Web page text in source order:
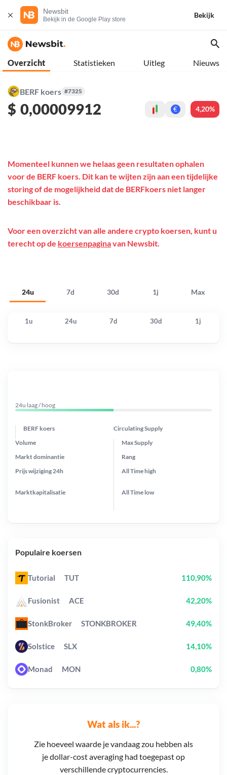
Newsbit
Bekijk in de Google Play store
Bekijk
Overzicht Statistieken Uitleg Nieuws
BERF koers #7325
$ 0,00009912 € 4,20%
24u 7d 30d 1j Max
Momenteel kunnen we helaas geen resultaten ophalen
voor de BERF koers. Dit kan te wijten zijn aan een tijdelijke
storing of de mogelijkheid dat de BERFkoers niet langer
beschikbaar is.
Voor een overzicht van alle andere crypto koersen, kunt u
terecht op de koersenpaginavan Newsbit.
1u 24u 7d 30d 1j
Wat als ik...?
Zie hoeveel waarde je vandaag zou hebben als
je dollar-cost averaging had toegepast op
verschillende cryptocurrencies.
24u laag / hoog
BERF koers Circulating Supply
Prijs wijziging 24h
Max Supply
Markt dominantie
Marktkapitalisatie
Volume
Rang
All Timehigh
All Time low
Populaire koersen
Tutorial TUT 110,90%
Fusionist ACE 42,20%
StonkBroker STONKBROKER 49,40%
Solstice SLX 14,10%
Monad MON 0,80%